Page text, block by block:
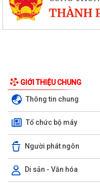
GIỚI THIỆU CHUNG
Thông tin chung
Tổ chức bộ máy
Người phát ngôn
Di sản - Văn hóa